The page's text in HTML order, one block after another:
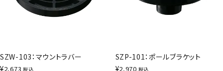
SZW-103：マウントラバー
¥2,673 税込
SZP-101：ポールブラケット
¥2,970 税込